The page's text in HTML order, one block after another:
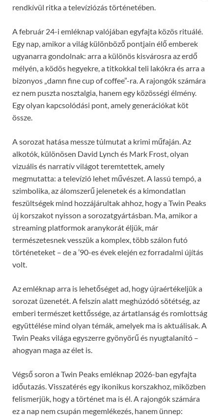
rendkívül ritka a televíziózás történetében.
A február 24-i emléknap valójában egyfajta közös rituálé.
Egy nap, amikor a világ különböző pontjain élő emberek
ugyanarra gondolnak: arra a különös kisvárosra az erdő
mélyén, a ködös hegyekre, a titkokkal teli lakókra és arra a
bizonyos „damn fine cup of coffee”-ra. A rajongók számára
ez nem puszta nosztalgia, hanem egy közösségi élmény.
Egy olyan kapcsolódási pont, amely generációkat köt
össze.
A sorozat hatása messze túlmutat a krimi műfaján. Az
alkotók, különösen David Lynch és Mark Frost, olyan
vizuális és narratív világot teremtettek, amely
megmutatta: a televízió lehet művészet. A lassú tempó, a
szimbolika, az álomszerű jelenetek és a kimondatlan
feszültségek mind hozzájárultak ahhoz, hogy a Twin Peaks
új korszakot nyisson a sorozatgyártásban. Ma, amikor a
streaming platformok aranykorát éljük, már
természetesnek vesszük a komplex, több szálon futó
történeteket – de a ’90-es évek elején ez forradalmi újítás
volt.
Az emléknap arra is lehetőséget ad, hogy újraértékeljük a
sorozat üzenetét. A felszín alatt meghúzódó sötétség, az
emberi természet kettőssége, az ártatlanság és romlottság
együttélése mind olyan témák, amelyek ma is aktuálisak. A
Twin Peaks világa egyszerre gyönyörű és nyugtalanító –
ahogyan maga az élet is.
Végső soron a Twin Peaks emléknap 2026-ban egyfajta
időutazás. Visszatérés egy ikonikus korszakhoz, miközben
felismerjük, hogy a történet ma is él. A rajongók számára
ez a nap nem csupán megemlékezés, hanem ünnep: